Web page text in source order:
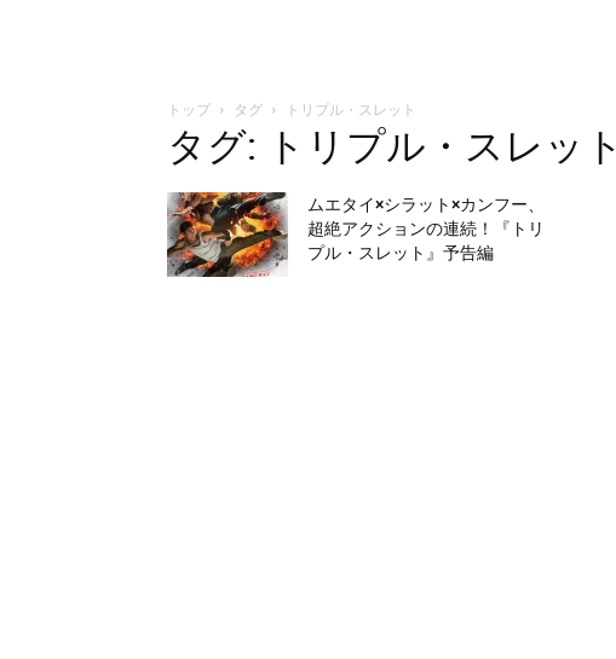
トップ タグ トリプル・スレット
タグ: トリプル・スレット
ムエタイ×シラット×カンフー、
超絶アクションの連続！『トリ
プル・スレット』予告編